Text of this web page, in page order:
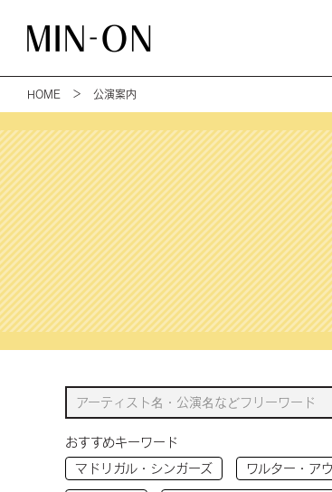
HOME ＞ 公演案内
おすすめキーワード
マドリガル・シンガーズ
ワルター・ア